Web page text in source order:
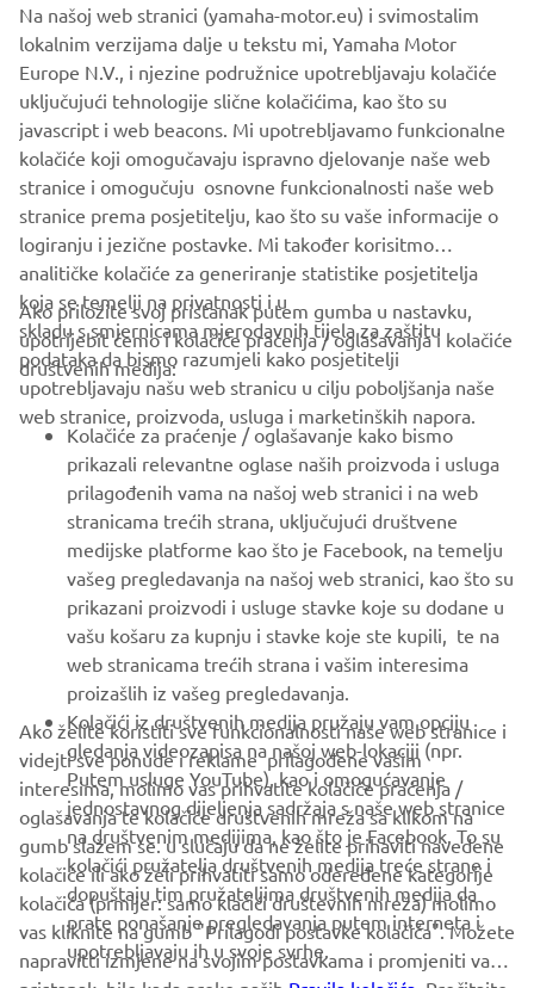
FIND YOUR NEAREST YAMAHA
DEALER
SAZNAJTE VIŠE
CORPORATE
FOR BUSINESS
MORE YAMAHA
SUPPORT
BILTEN
Budite prvi koji će saznati o najnovijim ponudama, posebnim
događajima, novim izdanjima i još mnogo toga
PRETPLATITE SE
Pročitajte našu Politiku privatnosti kako biste saznali kako
obrađujemo vaše osobne podatke:Pravila o Zaštiti Privatnosti
Na našoj web stranici (yamaha-motor.eu) i svimostalim
lokalnim verzijama dalje u tekstu mi, Yamaha Motor
Europe N.V., i njezine podružnice upotrebljavaju kolačiće
uključujući tehnologije slične kolačićima, kao što su
javascript i web beacons. Mi upotrebljavamo funkcionalne
kolačiće koji omogučavaju ispravno djelovanje naše web
stranice i omogučuju osnovne funkcionalnosti naše web
stranice prema posjetitelju, kao što su vaše informacije o
logiranju i jezične postavke. Mi također korisitmo
analitičke kolačiće za generiranje statistike posjetitelja
koja se temelji na privatnosti i u
skladu s smjernicama mjerodavnih tijela za zaštitu
podataka da bismo razumjeli kako posjetitelji
upotrebljavaju našu web stranicu u cilju poboljšanja naše
web stranice, proizvoda, usluga i marketinških napora.
Ako priložite svoj pristanak putem gumba u nastavku,
upotrijebit ćemo i kolačiće praćenja / oglašavanja i kolačiće
društvenih medija:
Kolačiće za praćenje / oglašavanje kako bismo
prikazali relevantne oglase naših proizvoda i usluga
prilagođenih vama na našoj web stranici i na web
stranicama trećih strana, uključujući društvene
medijske platforme kao što je Facebook, na temelju
vašeg pregledavanja na našoj web stranici, kao što su
prikazani proizvodi i usluge stavke koje su dodane u
vašu košaru za kupnju i stavke koje ste kupili, te na
web stranicama trećih strana i vašim interesima
proizašlih iz vašeg pregledavanja.
Kolačići iz društvenih medija pružaju vam opciju
gledanja videozapisa na našoj web-lokaciji (npr.
Putem usluge YouTube), kao i omogućavanje
jednostavnog dijeljenja sadržaja s naše web stranice
na društvenim medijima, kao što je Facebook. To su
kolačići pružatelja društvenih medija treće strane i
dopuštaju tim pružateljima društvenih medija da
prate ponašanje pregledavanja putem interneta i
upotrebljavaju ih u svoje svrhe.
Ako želite koristiti sve funkcionalnosti naše web stranice i
videjti sve ponude i reklame prilagođene vašim
interesima, molimo vas prihvatite kolačiće praćenja /
oglašavanja te kolačiće društvenih mreža sa klikom na
gumb slažem se. u slučaju da ne želite prihaviti navedene
kolačiće ili ako želi prihvatiti samo odeređene kategorije
kolačića (prmijer: samo klačići društevnih mreža) molimo
vas kliknite na gumb "Prilagodi postavke kolačića". Možete
napravitti izmjene na svojim postavkama i promjeniti vaš